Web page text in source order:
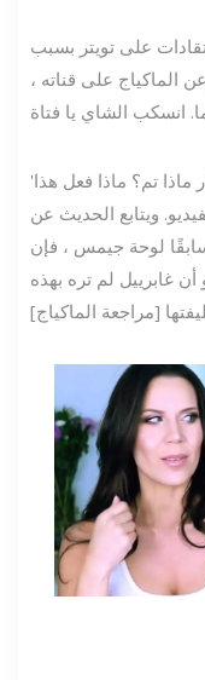
على تويتر بسبب
الماكياج على قناته ،
'أنا فقط مرتبك بشأن ما حدث. أود الانتظار ماذا تم؟ ماذا فعل هذا
ويتابع الحديث عن
لوحة جيمس ، فإن
أن غابرييل لم تره بهذه